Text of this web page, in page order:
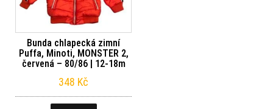
Bunda chlapecká zimní
Puffa, Minoti, MONSTER 2,
červená – 80/86 | 12-18m
348 Kč